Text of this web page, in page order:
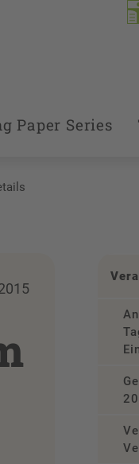
Paper Series